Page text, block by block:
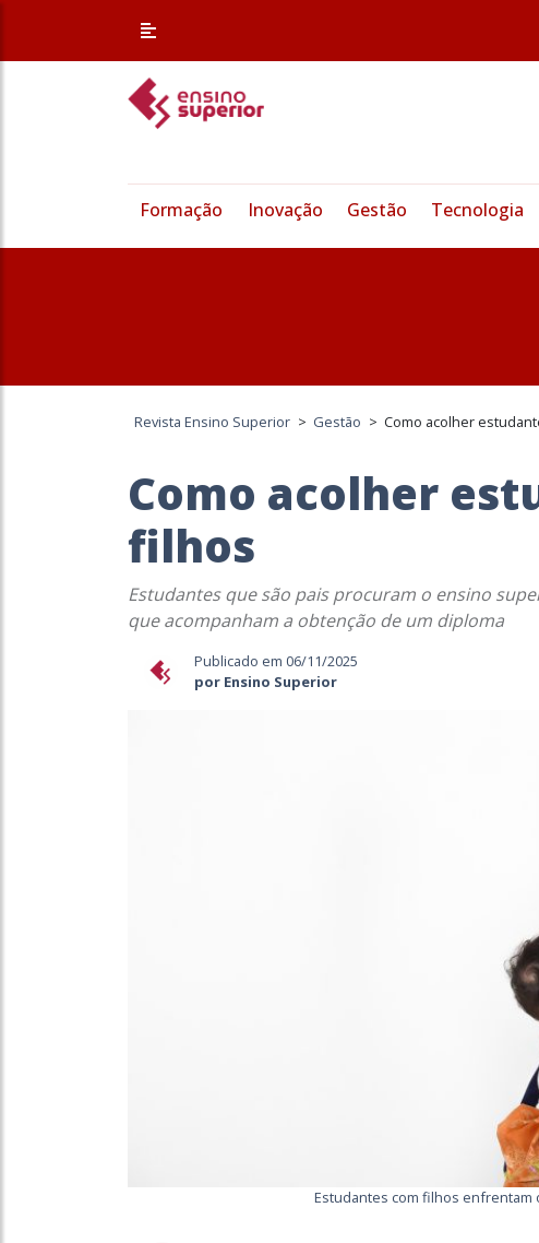
Formação Inovação Gestão Tecnologia
Revista Ensino Superior > Gestão > Como acolher
Como acolher
filhos
Estudantes que são pais procuram o ensino
que acompanham a obtenção de um diploma
Publicado em 06/11/2025
por Ensino Superior
Estudantes com filhos enfrentam